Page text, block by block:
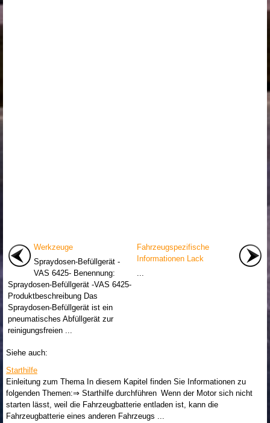
Werkzeuge
Spraydosen-Befüllgerät -
VAS 6425- Benennung:
Spraydosen-Befüllgerät -VAS 6425-
Produktbeschreibung Das
Spraydosen-Befüllgerät ist ein
pneumatisches Abfüllgerät zur
reinigungsfreien ...
Fahrzeugspezifische
Informationen Lack
...
Siehe auch:
Starthilfe
Einleitung zum Thema In diesem Kapitel finden Sie Informationen zu
folgenden Themen:⇒ Starthilfe durchführen Wenn der Motor sich nicht
starten lässt, weil die Fahrzeugbatterie entladen ist, kann die
Fahrzeugbatterie eines anderen Fahrzeugs ...